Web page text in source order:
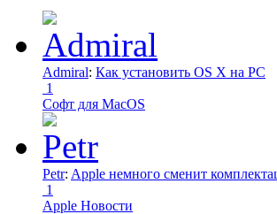
Admiral: Как установить OS X на PC
1
Софт для MacOS
Petr: Apple немного сменит
1
Apple Новости